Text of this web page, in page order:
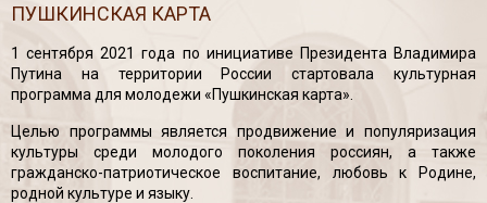
ПУШКИНСКАЯ КАРТА
1 сентября 2021 года по инициативе Президента Владимира
Путина на территории России стартовала культурная
программа для молодежи «Пушкинская карта».
Целью программы является продвижение и популяризация
культуры среди молодого поколения россиян, а также
гражданско-патриотическое воспитание, любовь к Родине,
родной культуре и языку.